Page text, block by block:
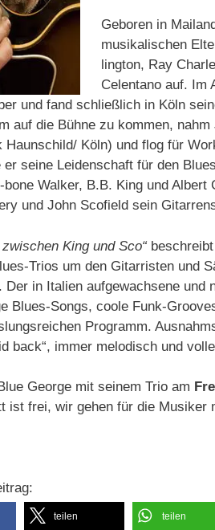
Geboren in
musikalischen
ling­ton, Ray
Celentano auf. Im
und fand schließ­lich in Köln
auf die Bühne zu kommen,
Haunschild/ Köln) und flog für
er seine Lei­den­schaft für den
bone Walker, B.B. King und
und John Scofield sein
King und Sco“
Trios um den Gitarristen und
Der in Italien aufgewachsene und
Blues-Songs, coole Funk-
Programm.
back“, immer melodisch und
George mit seinem Trio am
ist frei, wir gehen für die Musiker
teilen teilen